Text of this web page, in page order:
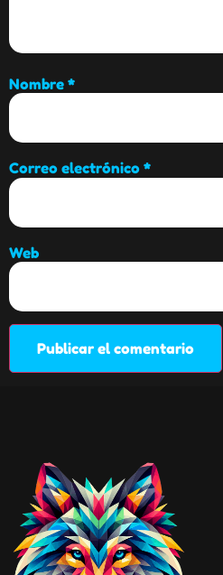
Nombre *
Correo electrónico *
Web